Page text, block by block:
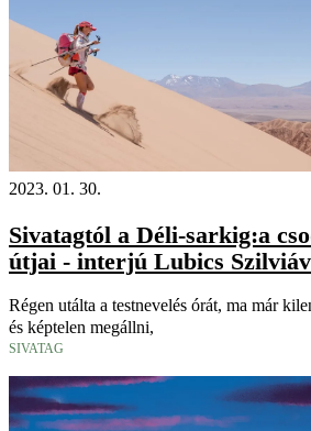
2023. 01. 30.
Sivatagtól a Déli-sarkig:a
útjai - interjú Lubics
Régen utálta a testnevelés órát, ma már
és képtelen megállni,
SIVATAG